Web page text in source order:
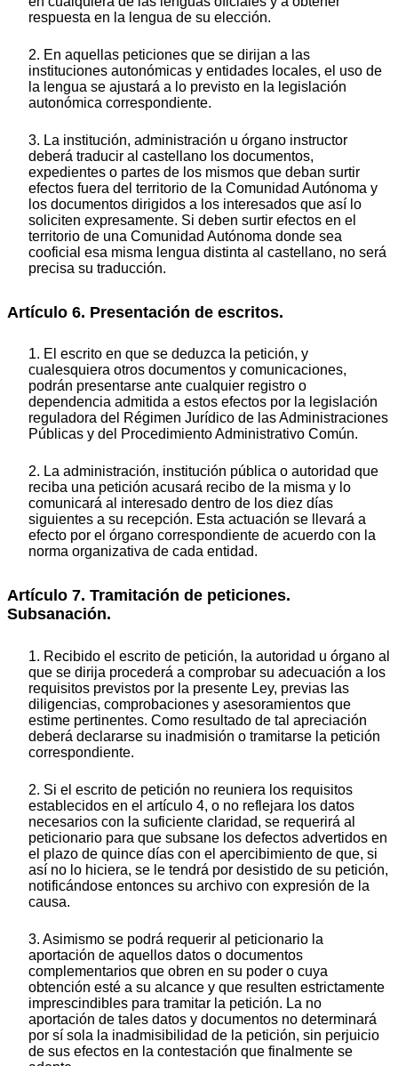
respuesta en la lengua de su elección.
2. En aquellas peticiones que se dirijan a las
instituciones autonómicas y entidades locales, el uso de
la lengua se ajustará a lo previsto en la legislación
autonómica correspondiente.
3. La institución, administración u órgano instructor
deberá traducir al castellano los documentos,
expedientes o partes de los mismos que deban surtir
efectos fuera del territorio de la Comunidad Autónoma y
los documentos dirigidos a los interesados que así lo
soliciten expresamente. Si deben surtir efectos en el
territorio de una Comunidad Autónoma donde sea
cooficial esa misma lengua distinta al castellano, no será
precisa su traducción.
Artículo 6. Presentación de escritos.
1. El escrito en que se deduzca la petición, y
cualesquiera otros documentos y comunicaciones,
podrán presentarse ante cualquier registro o
dependencia admitida a estos efectos por la legislación
reguladora del Régimen Jurídico de las Administraciones
Públicas y del Procedimiento Administrativo Común.
2. La administración, institución pública o autoridad que
reciba una petición acusará recibo de la misma y lo
comunicará al interesado dentro de los diez días
siguientes a su recepción. Esta actuación se llevará a
efecto por el órgano correspondiente de acuerdo con la
norma organizativa de cada entidad.
Artículo 7. Tramitación de peticiones.
Subsanación.
1. Recibido el escrito de petición, la autoridad u órgano al
que se dirija procederá a comprobar su adecuación a los
requisitos previstos por la presente Ley, previas las
diligencias, comprobaciones y asesoramientos que
estime pertinentes. Como resultado de tal apreciación
deberá declararse su inadmisión o tramitarse la petición
correspondiente.
2. Si el escrito de petición no reuniera los requisitos
establecidos en el artículo 4, o no reflejara los datos
necesarios con la suficiente claridad, se requerirá al
peticionario para que subsane los defectos advertidos en
el plazo de quince días con el apercibimiento de que, si
así no lo hiciera, se le tendrá por desistido de su petición,
notificándose entonces su archivo con expresión de la
causa.
3. Asimismo se podrá requerir al peticionario la
aportación de aquellos datos o documentos
complementarios que obren en su poder o cuya
obtención esté a su alcance y que resulten estrictamente
imprescindibles para tramitar la petición. La no
aportación de tales datos y documentos no determinará
por sí sola la inadmisibilidad de la petición, sin perjuicio
de sus efectos en la contestación que finalmente se